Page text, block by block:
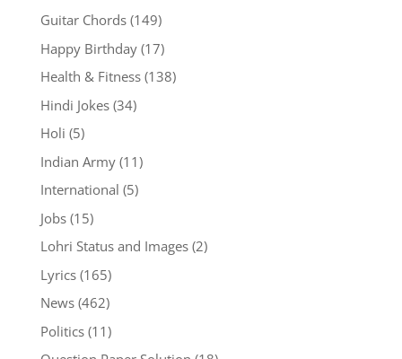
Guitar Chords(149)
Happy Birthday(17)
Health & Fitness(138)
Hindi Jokes(34)
Holi (5)
Indian Army(11)
International (5)
Jobs(15)
Lohri Status and Images(2)
Lyrics(165)
News(462)
Politics(11)